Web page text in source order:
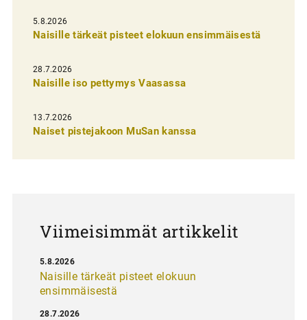
i
e
n
s
e
l
5.8.2026
Naisille tärkeät pisteet elokuun ensimmäisestä
28.7.2026
Naisille iso pettymys Vaasassa
13.7.2026
Naiset pistejakoon MuSan kanssa
Viimeisimmät artikkelit
Naisille tärkeät pisteet elokuun
ensimmäisestä
5.8.2026
28.7.2026